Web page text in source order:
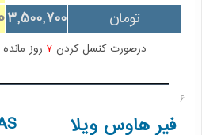
تومان
3,500,700
درصورت کنسل کردن 7 روز مانده
6
فیر هاوس ویلا